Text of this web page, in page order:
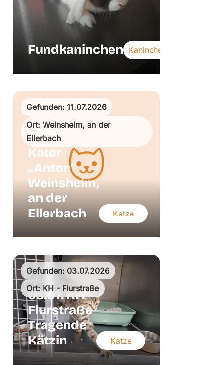
Fundkaninchen Kaninchen
Gefunden: 11.07.2026
Ort: Weinsheim, an der
Ellerbach
Kater
„Anton“
Weinsheim,
an der
Ellerbach
Katze
Gefunden: 03.07.2026
Ort: KH - Flurstraße
03.07. KH –
Flurstraße
Tragende
Kätzin
Katze